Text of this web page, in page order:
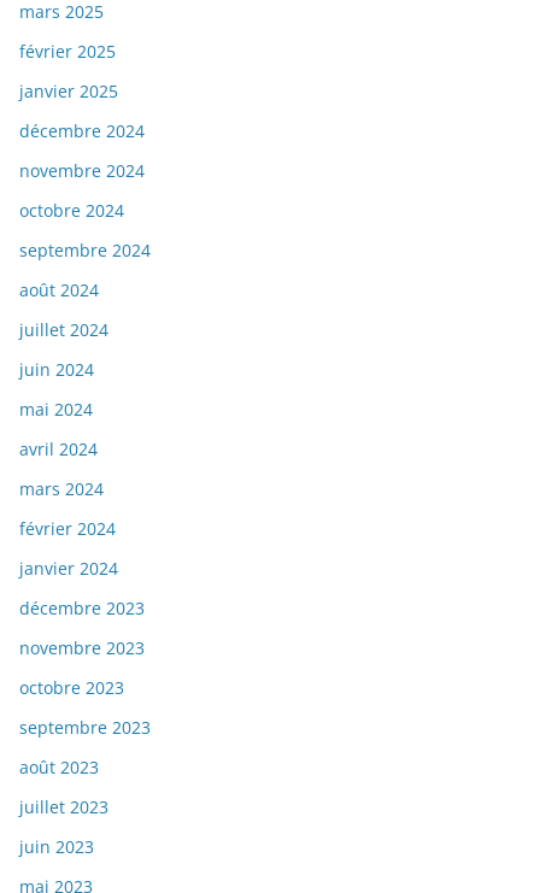
mars 2025
février 2025
janvier 2025
décembre 2024
novembre 2024
octobre 2024
septembre 2024
août 2024
juillet 2024
juin 2024
mai 2024
avril 2024
mars 2024
février 2024
janvier 2024
décembre 2023
novembre 2023
octobre 2023
septembre 2023
août 2023
juillet 2023
juin 2023
mai 2023